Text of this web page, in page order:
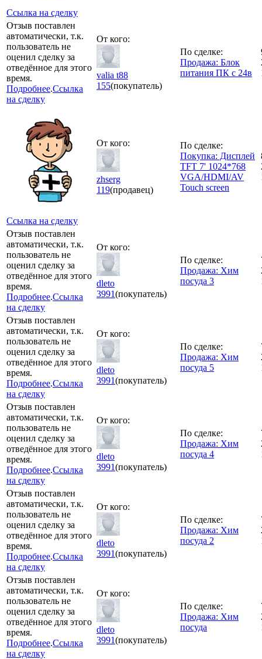
Ссылка на сделку
Отзыв поставлен
автоматически, т.к.
пользователь не
оценил сделку за
отведённое для этого
время.
Подробнее.Ссылка
на сделку
От кого:
valia t88
155(покупатель)
По сделке:
Продажа: Блок
питания ПК с 24в
Ссылка на сделку
От кого:
zhserg
119(продавец)
По сделке:
Покупка: Дисплей
TFT 7' 1024*768
VGA/HDMI/AV
Touch screen
Отзыв поставлен
автоматически, т.к.
пользователь не
оценил сделку за
отведённое для этого
время.
Подробнее.Ссылка
на сделку
От кого:
dleto
3991(покупатель)
По сделке:
Продажа: Хим
посуда 3
Отзыв поставлен
автоматически, т.к.
пользователь не
оценил сделку за
отведённое для этого
время.
Подробнее.Ссылка
на сделку
От кого:
dleto
3991(покупатель)
По сделке:
Продажа: Хим
посуда 5
Отзыв поставлен
автоматически, т.к.
пользователь не
оценил сделку за
отведённое для этого
время.
Подробнее.Ссылка
на сделку
От кого:
dleto
3991(покупатель)
По сделке:
Продажа: Хим
посуда 4
Отзыв поставлен
автоматически, т.к.
пользователь не
оценил сделку за
отведённое для этого
время.
Подробнее.Ссылка
на сделку
От кого:
dleto
3991(покупатель)
По сделке:
Продажа: Хим
посуда 2
Отзыв поставлен
автоматически, т.к.
пользователь не
оценил сделку за
отведённое для этого
время.
Подробнее.Ссылка
на сделку
От кого:
dleto
3991(покупатель)
По сделке:
Продажа: Хим
посуда